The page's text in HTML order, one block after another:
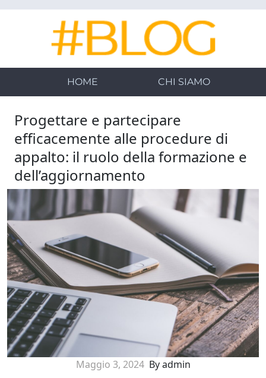
Skip
HOME CHI SIAMO
Progettare e partecipare
efficacemente alle procedure di
appalto: il ruolo della formazione e
dell’aggiornamento
Maggio 3, 2024 By admin